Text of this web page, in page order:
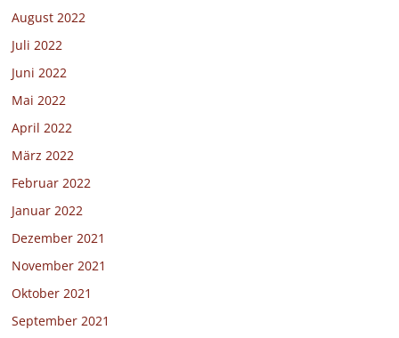
August 2022
Juli 2022
Juni 2022
Mai 2022
April 2022
März 2022
Februar 2022
Januar 2022
Dezember 2021
November 2021
Oktober 2021
September 2021